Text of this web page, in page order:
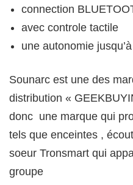
connection
avec controle tactile
une autonomie
Sounarc est une des
distribution «
donc une marque qui
tels que enceintes ,
soeur Tronsmart qui
groupe